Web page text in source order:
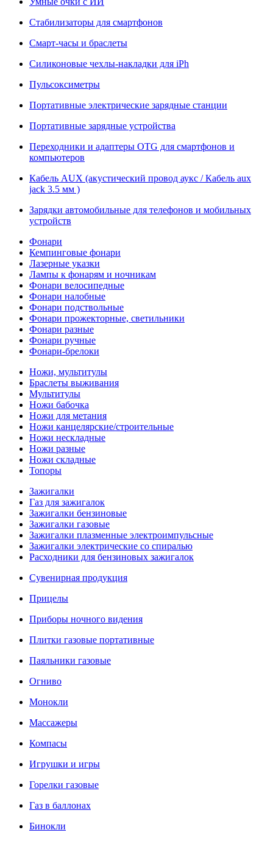
Стабилизаторы для смартфонов
Смарт-часы и браслеты
Силиконовые чехлы-накладки для iPh
Пульсоксиметры
Портативные электрические зарядные станции
Портативные зарядные устройства
Переходники и адаптеры OTG для смартфонов и
компьютеров
Кабель AUX (акустический провод аукс / Кабель aux
jack 3.5 мм )
Зарядки автомобильные для телефонов и мобильных
устройств
Фонари
Кемпинговые фонари
Лазерные указки
Лампы к фонарям и ночникам
Фонари велосипедные
Фонари налобные
Фонари подствольные
Фонари прожекторные, светильники
Фонари разные
Фонари ручные
Фонари-брелоки
Ножи, мультитулы
Браслеты выживания
Мультитулы
Ножи бабочка
Ножи для метания
Ножи канцелярские/строительные
Ножи нескладные
Ножи разные
Ножи складные
Топоры
Зажигалки
Газ для зажигалок
Зажигалки бензиновые
Зажигалки газовые
Зажигалки плазменные электроимпульсные
Зажигалки электрические со спиралью
Расходники для бензиновых зажигалок
Сувенирная продукция
Прицелы
Приборы ночного видения
Плитки газовые портативные
Паяльники газовые
Огниво
Монокли
Массажеры
Компасы
Игрушки и игры
Горелки газовые
Газ в баллонах
Бинокли